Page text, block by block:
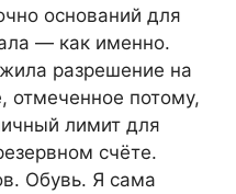
оснований для
— как именно.
разрешение на
отмеченное потому,
лимит для
счёте.
Обувь. Я сама